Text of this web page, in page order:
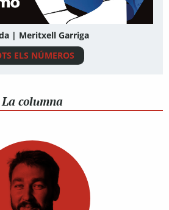
| Meritxell Garriga
ELS NÚMEROS
La columna